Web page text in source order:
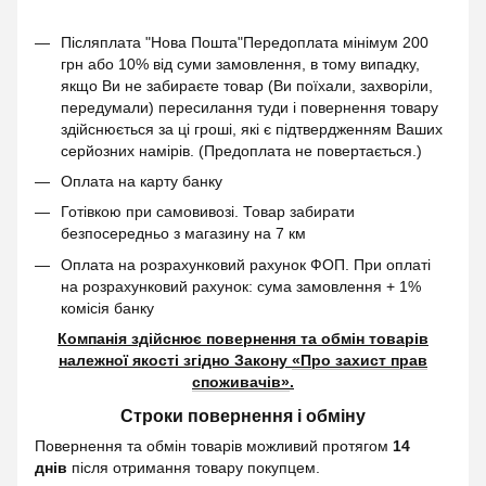
Післяплата "Нова Пошта"Передоплата мінімум 200
грн або 10% від суми замовлення, в тому випадку,
якщо Ви не забираєте товар (Ви поїхали, захворіли,
передумали) пересилання туди і повернення товару
здійснюється за ці гроші, які є підтвердженням Ваших
серйозних намірів. (Предоплата не повертається.)
Оплата на карту банку
Готівкою при самовивозі. Товар забирати
безпосередньо з магазину на 7 км
Оплата на розрахунковий рахунок ФОП. При оплаті
на розрахунковий рахунок: сума замовлення + 1%
комісія банку
Компанія здійснює повернення та обмін товарів
належної якості згідно Закону «Про захист прав
споживачів».
Строки повернення і обміну
Повернення та обмін товарів можливий протягом 14
днів після отримання товару покупцем.